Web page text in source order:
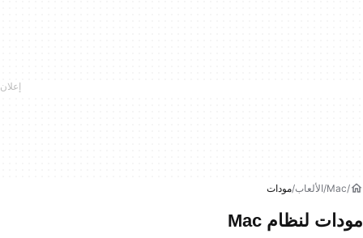
Mac الألعاب مودات
مودات لنظام Mac